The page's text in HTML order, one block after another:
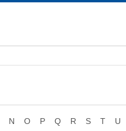
N O P Q R S T U